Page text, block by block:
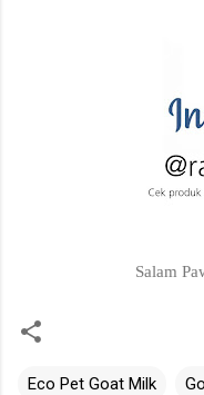
Salam
Eco Pet Goat Milk